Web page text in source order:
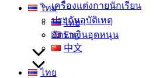
เครื่องแต่งกายนักเรียน
ประกันอุบัติเหตุ
อัตราเงินอุดหนุน
ไทย
ไทย
ไทย
Eng
中文